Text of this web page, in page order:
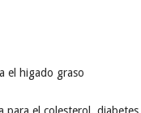
el higado graso